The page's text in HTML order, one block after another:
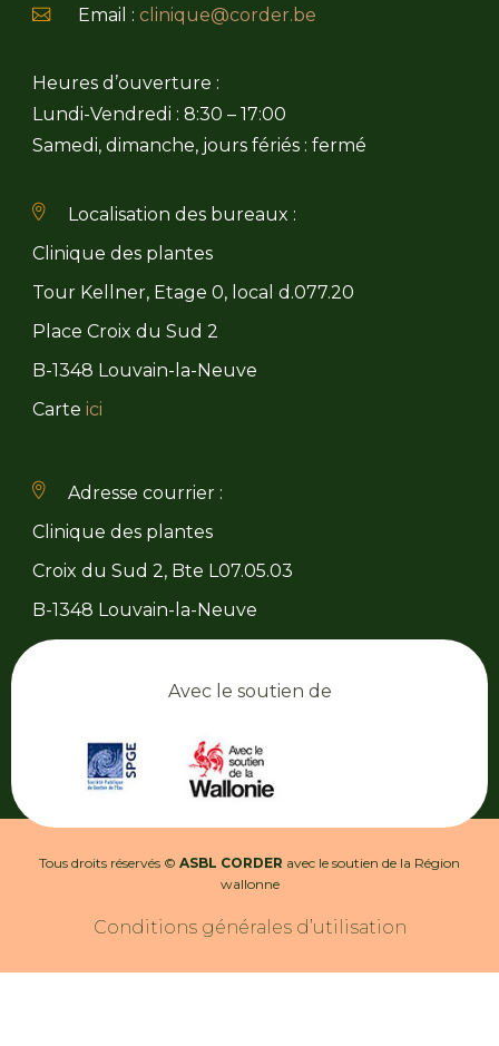
Email : clinique@corder.be
Heures d’ouverture :
Lundi-Vendredi : 8:30 – 17:00
Samedi, dimanche, jours fériés : fermé
Localisation des bureaux :
Clinique des plantes
Tour Kellner, Etage 0, local d.077.20
Place Croix du Sud 2
B-1348 Louvain-la-Neuve
Carte ici
Adresse courrier :
Clinique des plantes
Croix du Sud 2, Bte L07.05.03
B-1348 Louvain-la-Neuve
Avec le soutien de
Tous droits réservés © ASBL CORDER avec le soutien de la Région
wallonne
Conditions générales d’utilisation